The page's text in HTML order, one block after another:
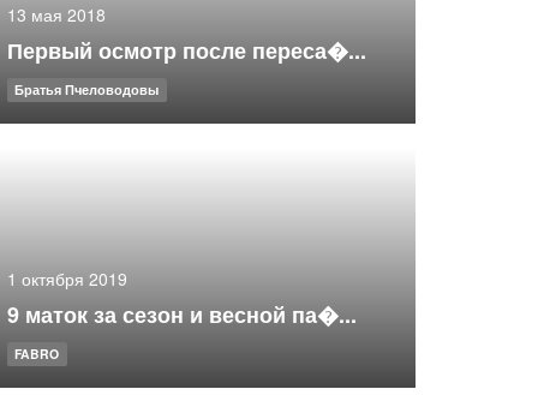
13 мая 2018
Первый осмотр после переса�...
Братья Пчеловодовы
1 октября 2019
9 маток за сезон и весной па�...
FABRO